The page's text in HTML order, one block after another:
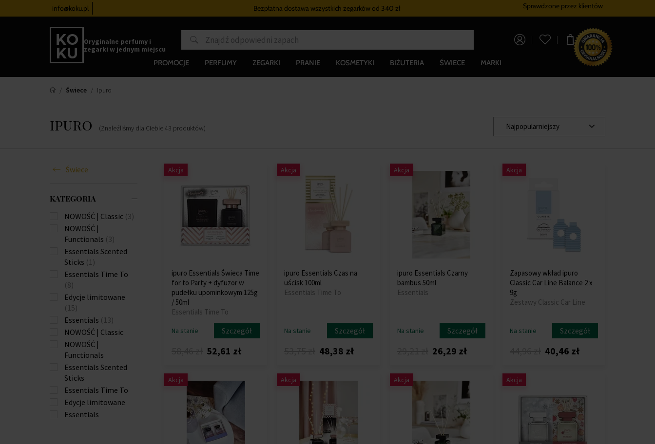
info@koku.pl
od 340 zł Bezpłatna dostawa wszystkich zegarkówod 340 zł Program lojalnościowy Bezpłatna
Sprawdzone przez klientów
Oryginalne perfumy i
zegarki w jednym miejscu
0,00 zł
PROMOCJE PERFUMY ZEGARKI PRANIE KOSMETYKI BIŻUTERIA ŚWIECE MARKI
Świece Ipuro
ipuro (Znaleźliśmy dla Ciebie43 produktów) Najpopularniejszy
Świece
KATEGORIA
NOWOŚĆ | Classic (3)
NOWOŚĆ |
Functionals (3)
Essentials Scented
Sticks (1)
Essentials Time To
(8)
Edycje limitowane
(15)
Essentials (13)
NOWOŚĆ | Classic
NOWOŚĆ |
Functionals
Essentials Scented
Sticks
Essentials Time To
Edycje limitowane
Essentials
Akcja
ipuro Essentials Świeca Time
for to Party + dyfuzor w
pudełku upominkowym 125g
/ 50ml
Essentials Time To
Na stanie Szczegół
52,61 zł
Akcja
ipuro Essentials Czas na
uścisk 100ml
Essentials Time To
Na stanie Szczegół
48,38 zł
Akcja
ipuro Essentials Czarny
bambus 50ml
Essentials
Na stanie Szczegół
26,29 zł
Akcja
Zapasowy wkład ipuro
Classic Car Line Balance 2 x
9g
Zestawy Classic Car Line
Na stanie Szczegół
40,46 zł
Akcja Akcja Akcja Akcja